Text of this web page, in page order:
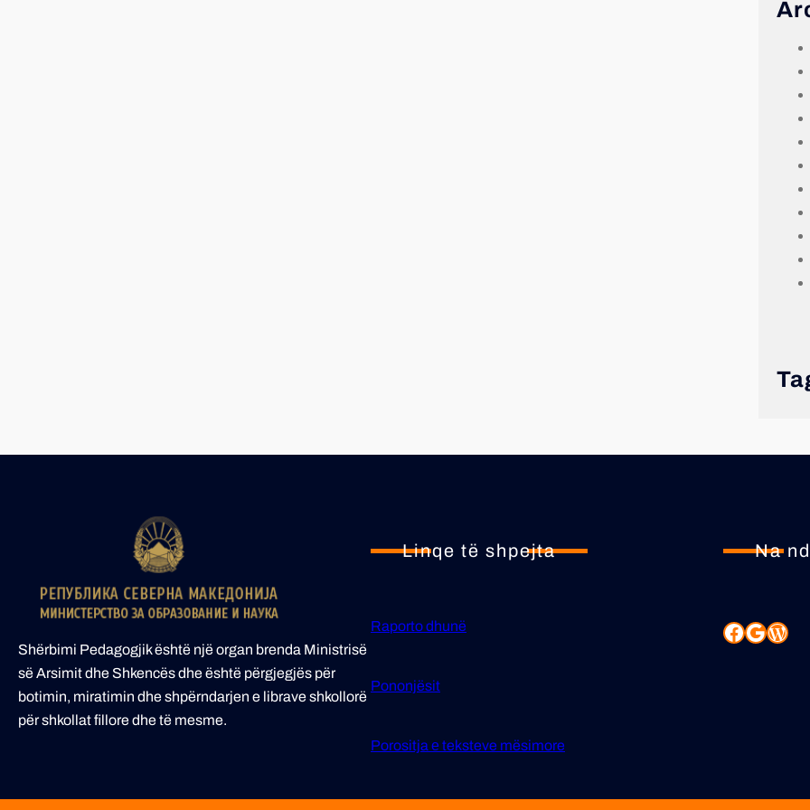
Shërbimi Pedagogjik është një organ brenda Ministrisë
së Arsimit dhe Shkencës dhe është përgjegjës për
botimin, miratimin dhe shpërndarjen e librave shkollorë
për shkollat fillore dhe të mesme.
Linqe të shpejta
Raporto dhunë
Pononjësit
Porositja е teksteve mësimore
Na